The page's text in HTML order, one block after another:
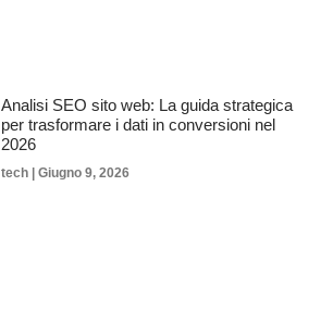
Analisi SEO sito web: La guida strategica
per trasformare i dati in conversioni nel
2026
tech Giugno 9, 2026